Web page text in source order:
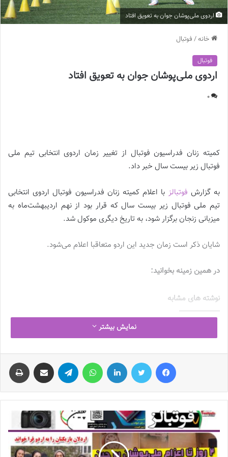
اردوی ملی‌پوشان جوان به تعویق افتاد
خانه/ فوتبال
فوتبال
اردوی ملی‌پوشان جوان به تعویق افتاد
0
کمیته زنان فدراسیون فوتبال از تغییر زمان اردوی انتخابی تیم ملی
فوتبال زیر بیست سال خبر داد.
به گزارش فوتبالز با اعلام کمیته زنان فدراسیون فوتبال اردوی انتخابی
تیم ملی فوتبال زیر بیست سال که قرار بود از نهم اردیبهشت‌ماه به
میزبانی زنجان برگزار شود، به تاریخ دیگری موکول شد.
شایان ذکر است زمان جدید این اردو متعاقبا اعلام می‌شود.
در همین زمینه بخوانید:
نوشته های مشابه
چالش هاى ليست جدید تيم ملى فوتبال
زنان
2023-06-14
تازه‌ترین خبرها از درمان ۲ ملی‌پوش فوتبال
زنان
دعوت آزمون از 30 بازیکن به اردوی تیم ملی
2023-03-21
نمایش بیشتر